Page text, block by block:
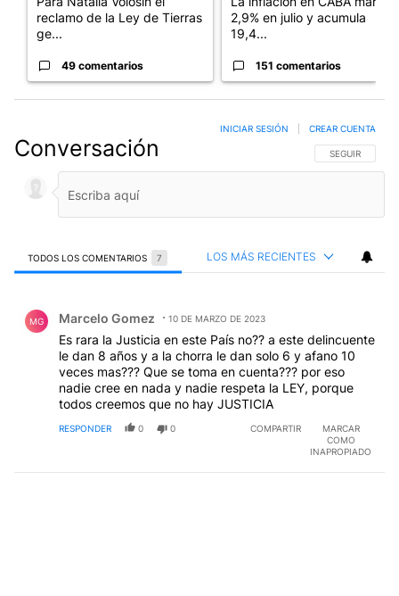
reclamo de la Ley de Tierras
ge...
49 comentarios
2,9% en julio y acumula
19,4...
151 comentarios
Conversación SIGA ESTA
SEGUIR
INICIAR SESIÓN CREAR CUENTA
TODOS LOS COMENTARIOS 7 LOS MÁS RECIENTES
MG Marcelo Gomez 10 DE MARZO DE 2023
Es rara la Justicia en este País no?? a este delincuente
le dan 8 años y a la chorra le dan solo 6 y afano 10
veces mas??? Que se toma en cuenta??? por eso
nadie cree en nada y nadie respeta la LEY, porque
todos creemos que no hay JUSTICIA
RESPONDER 0 0 COMPARTIR
MARCAR
COMO
INAPROPIADO